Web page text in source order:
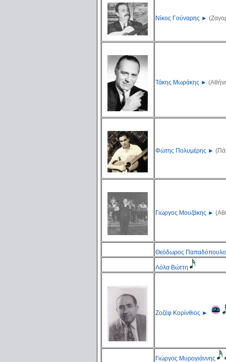
Νίκος Γούναρης ►
Τάκης Μωράκης ►
Φώτης Πολυμέρης ►
Γιώργος Μουζάκης ►
Θεόδωρος
Λόλα Βώττη
Ζοζέφ Κορίνθιος ►
Γιώργος Μυρογιάννης